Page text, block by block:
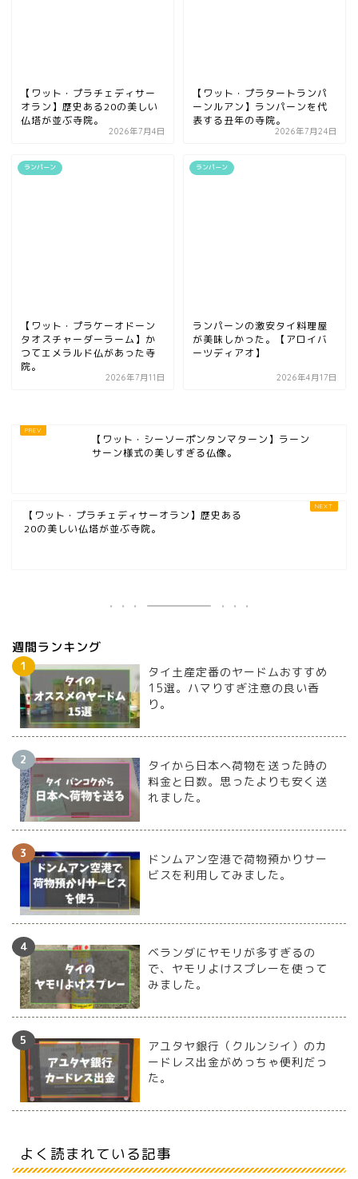
【ワット・プラチェディサー
オラン】歴史ある20の美しい
仏塔が並ぶ寺院。
2026年7月4日
【ワット・プラタートランパ
ーンルアン】ランパーンを代
表する丑年の寺院。
2026年7月24日
ランパーン
【ワット・プラケーオドーン
タオスチャーダーラーム】か
つてエメラルド仏があった寺
院。
2026年7月11日
ランパーン
ランパーンの激安タイ料理屋
が美味しかった。【アロイバ
ーツディアオ】
2026年4月17日
【ワット・シーソーポンタンマターン】ラーン
サーン様式の美しすぎる仏像。
【ワット・プラチェディサーオラン】歴史ある
20の美しい仏塔が並ぶ寺院。
週間ランキング
タイ土産定番のヤードムおすすめ
15選。ハマりすぎ注意の良い香
り。
タイから日本へ荷物を送った時の
料金と日数。思ったよりも安く送
れました。
ドンムアン空港で荷物預かりサー
ビスを利用してみました。
ベランダにヤモリが多すぎるの
で、ヤモリよけスプレーを使って
みました。
アユタヤ銀行（クルンシイ）のカ
ードレス出金がめっちゃ便利だっ
た。
よく読まれている記事